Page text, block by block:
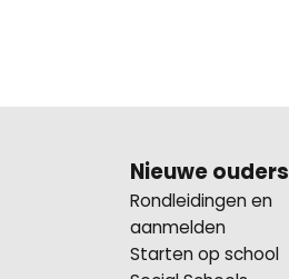
Nieuwe ouders
Rondleidingen en
aanmelden
Starten op school